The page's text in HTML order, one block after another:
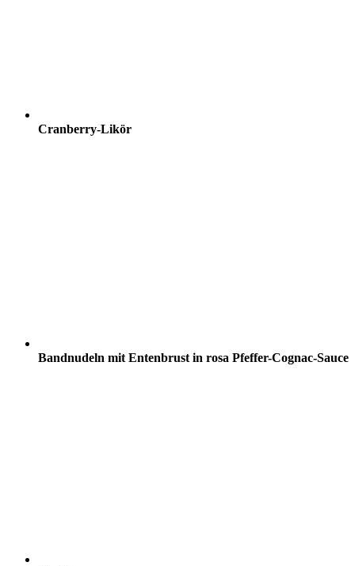
Cranberry-Likör
Bandnudeln mit Entenbrust in rosa Pfeffer-Cognac-Sauce